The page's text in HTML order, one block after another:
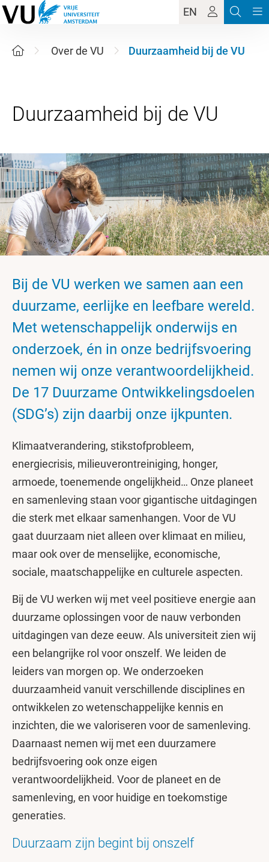
EN
Over de VU Duurzaamheid bij de VU
Bij de VU werken we samen aan een
duurzame, eerlijke en leefbare wereld.
Met wetenschappelijk onderwijs en
onderzoek, én in onze bedrijfsvoering
nemen wij onze verantwoordelijkheid.
De 17 Duurzame Ontwikkelingsdoelen
(SDG’s) zijn daarbij onze ijkpunten.
Klimaatverandering, stikstofprobleem,
energiecrisis, milieuverontreiniging, honger,
armoede, toenemende ongelijkheid… Onze planeet
en samenleving staan voor gigantische uitdagingen
die sterk met elkaar samenhangen. Voor de VU
gaat duurzaam niet alleen over klimaat en milieu,
maar ook over de menselijke, economische,
sociale, maatschappelijke en culturele aspecten.
Bij de VU werken wij met veel positieve energie aan
duurzame oplossingen voor de nauw verbonden
uitdagingen van deze eeuw. Als universiteit zien wij
een belangrijke rol voor onszelf. We leiden de
leiders van morgen op. We onderzoeken
duurzaamheid vanuit verschillende disciplines en
ontwikkelen zo wetenschappelijke kennis en
inzichten, die we valoriseren voor de samenleving.
Daarnaast nemen wij met een duurzamere
bedrijfsvoering ook onze eigen
verantwoordelijkheid. Voor de planeet en de
samenleving, en voor huidige en toekomstige
generaties.
Duurzaam zijn begint bij onszelf